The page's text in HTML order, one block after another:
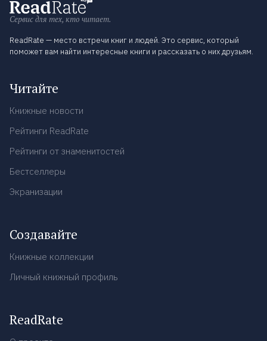
Сервис для тех, кто читает.
ReadRate — место встречи книг и людей. Это сервис, который
поможет вам найти интересные книги и рассказать о них друзьям.
Читайте
Книжные новости
Рейтинги ReadRate
Рейтинги от знаменитостей
Бестселлеры
Экранизации
Создавайте
Книжные коллекции
Личный книжный профиль
ReadRate